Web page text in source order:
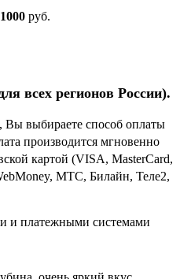
1000 руб.
всех регионов России).
Вы выбираете способ оплаты
производится мгновенно
картой (VISA, MasterCard,
МТС, Билайн, Теле2,